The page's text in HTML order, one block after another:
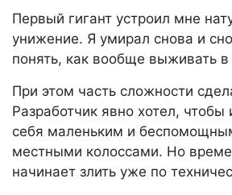
Первый гигант устроил мне
унижение. Я умирал снова и
понять, как вообще выживать
При этом часть сложности
Разработчик явно хотел, чтобы
себя маленьким и
местными колоссами. Но
начинает злить уже по